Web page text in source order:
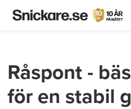
Råspont -
för en stabil